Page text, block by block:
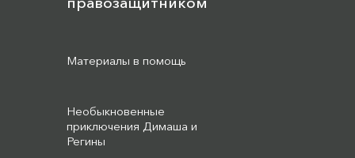
Материалы в помощь
Необыкновенные
приключения Димаша и
Регины